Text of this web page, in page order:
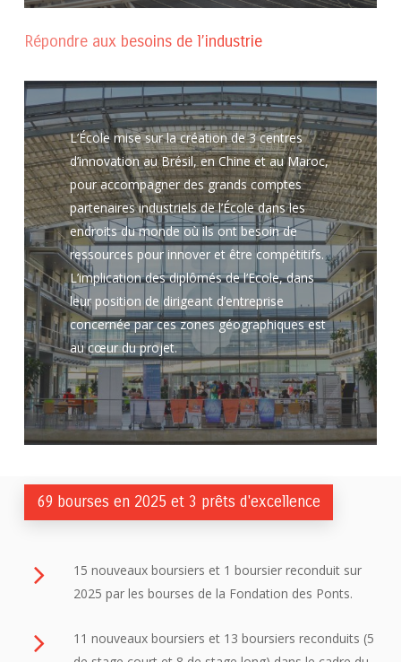
Répondre aux besoins de l’industrie
L’École mise sur la création de 3 centres
d’innovation au Brésil, en Chine et au Maroc,
pour accompagner des grands comptes
partenaires industriels de l’École dans les
endroits du monde où ils ont besoin de
ressources pour innover et être compétitifs.
L’implication des diplômés de l’Ecole, dans
leur position de dirigeant d’entreprise
concernée par ces zones géographiques est
au cœur du projet.
69 bourses en 2025 et 3 prêts d'excellence
15 nouveaux boursiers et 1 boursier reconduit sur
2025 par les bourses de la Fondation des Ponts.
11 nouveaux boursiers et 13 boursiers reconduits (5